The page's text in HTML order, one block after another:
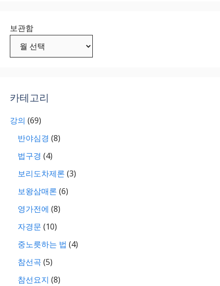
보관함
카테고리
강의 (69)
반야심경 (8)
법구경 (4)
보리도차제론 (3)
보왕삼매론 (6)
영가전에 (8)
자경문 (10)
중노릇하는 법 (4)
참선곡 (5)
참선요지 (8)